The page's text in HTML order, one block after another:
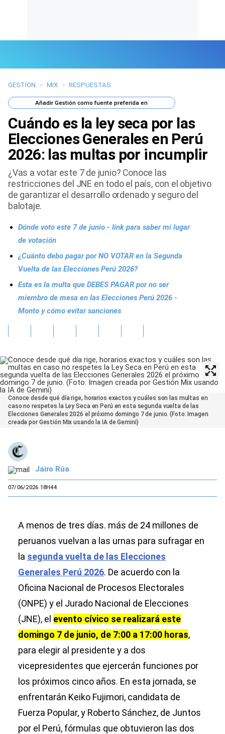
Últimas Noticias
Mi Bolsillo
Respuestas
Gente
Vida Laboral
Tendencias Mix
Sports
GESTION > MIX > RESPUESTAS
AñadirGestión como fuente preferida en
Cuándo es la ley seca por las
Elecciones Generales en Perú
2026: las multas por incumplir
¿Vas a votar este 7 de junio? Conoce las
restricciones del JNE en todo el país, con el objetivo
de garantizar el desarrollo ordenado y seguro del
balotaje.
Dónde voto este 7 de junio - link para saber mi lugar
de votación
¿Cuánto debo pagar por NO VOTAR en la Segunda
Vuelta de las Elecciones Perú 2026?
Esta es la multa que DEBES PAGAR por no ser
miembro de mesa en las Elecciones Perú 2026 -
Monto y cómo evitar sanciones
Conoce desde qué día rige, horarios exactos y cuáles son las multas en
caso no respetes la Ley Seca en Perú en esta segunda vuelta de las
Elecciones Generales 2026 el próximo domingo 7 de junio. (Foto: Imagen
creada por Gestión Mix usando la IA de Gemini)
Jairo Rúa
07/06/2026 18H44
A menos de tres días. más de 24 millones de
peruanos vuelvan a las urnas para sufragar en
la segunda vuelta de las Elecciones
Generales Perú 2026. De acuerdo con la
Oficina Nacional de Procesos Electorales
(ONPE) y el Jurado Nacional de Elecciones
(JNE), el evento cívico se realizará este
domingo 7 de junio, de 7:00 a 17:00 horas,
para elegir al presidente y a dos
vicepresidentes que ejercerán funciones por
los próximos cinco años. En esta jornada, se
enfrentarán Keiko Fujimori, candidata de
Fuerza Popular, y Roberto Sánchez, de Juntos
por el Perú, fórmulas que obtuvieron las dos